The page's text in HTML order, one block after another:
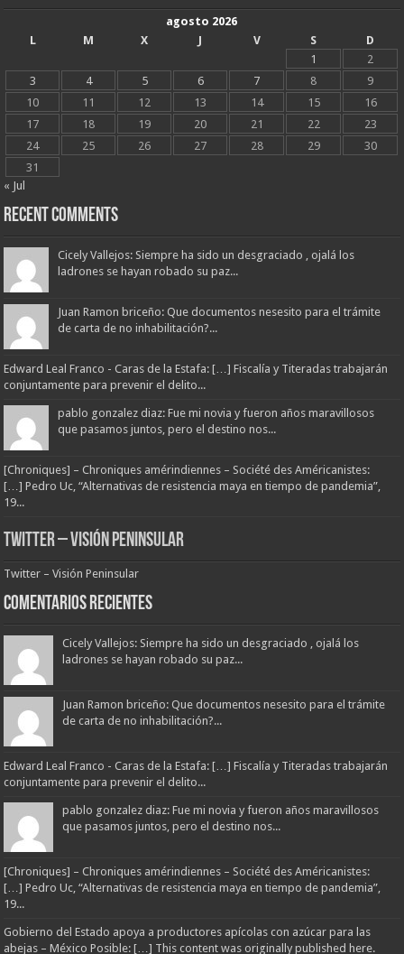
agosto 2026
L
M X J V S
D
1
2
3
4 5 6 7 8
9
10
11 12 13 14 15
16
17
18 19 20 21 22
23
24
25 26 27 28 29
30
31
« Jul
Recent Comments
Cicely Vallejos: Siempre ha sido un desgraciado , ojalá los
ladrones se hayan robado su paz...
Juan Ramon briceño: Que documentos nesesito para el trámite
de carta de no inhabilitación?...
Edward Leal Franco - Caras de la Estafa: […] Fiscalía y Titeradas trabajarán
conjuntamente para prevenir el delito...
pablo gonzalez diaz: Fue mi novia y fueron años maravillosos
que pasamos juntos, pero el destino nos...
[Chroniques] – Chroniques amérindiennes – Société des Américanistes:
[…] Pedro Uc, “Alternativas de resistencia maya en tiempo de pandemia”,
19...
Twitter – Visión Peninsular
Twitter – Visión Peninsular
Comentarios Recientes
Cicely Vallejos: Siempre ha sido un desgraciado , ojalá los
ladrones se hayan robado su paz...
Juan Ramon briceño: Que documentos nesesito para el trámite
de carta de no inhabilitación?...
Edward Leal Franco - Caras de la Estafa: […] Fiscalía y Titeradas trabajarán
conjuntamente para prevenir el delito...
pablo gonzalez diaz: Fue mi novia y fueron años maravillosos
que pasamos juntos, pero el destino nos...
[Chroniques] – Chroniques amérindiennes – Société des Américanistes:
[…] Pedro Uc, “Alternativas de resistencia maya en tiempo de pandemia”,
19...
Gobierno del Estado apoya a productores apícolas con azúcar para las
abejas – México Posible: […] This content was originally published here.